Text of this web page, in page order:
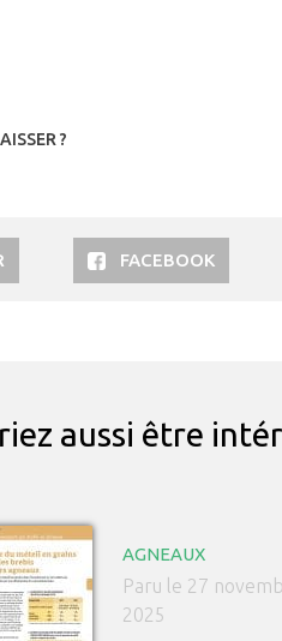
?
FACEBOOK
aussi être
AGNEAUX
Paru le 27
2025